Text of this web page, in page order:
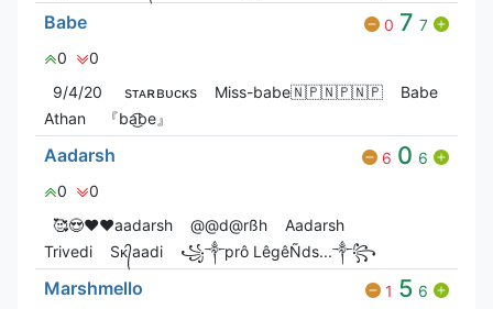
Babe 0 7 7
0
0
9/4/20
ㅤㅤㅤㅤㅤ ㅤㅤsᴛᴀʀʙᴜᴄᴋs Miss-babe🇳🇵🇳🇵🇳🇵
Babe
Athan
『ba͜͡be』
Aadarsh 6 0 6
0
0
🥰😍❤️♥️aadarsh
@@d@rßh
Aadarsh
Trivedi
Sᴋ᭄aadi ꧁༒prô LêgêÑds...༒꧂
Marshmello 1 5 6